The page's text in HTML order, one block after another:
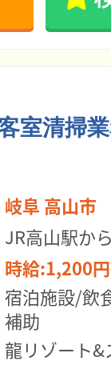
室清掃
岐阜 高山市
JR高山駅か
時給:1,200
宿泊施設/飲
補助
龍リゾート&